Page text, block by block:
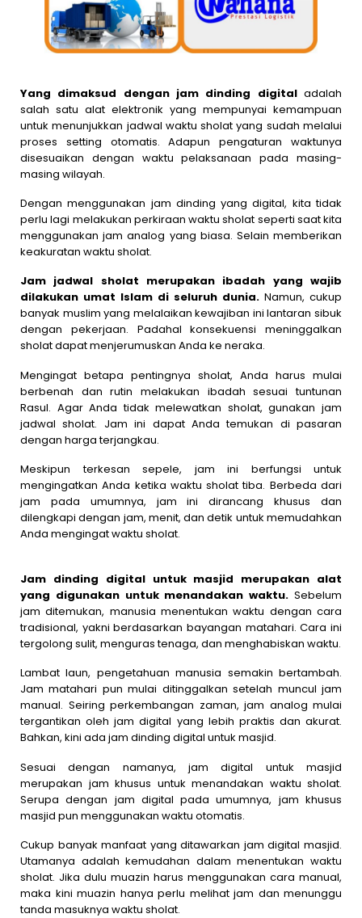
Yang dimaksud dengan jam dinding digitaladalah
salah satu alat elektronik yang mempunyai kemampuan
untuk menunjukkan jadwal waktu sholat yang sudah melalui
proses setting otomatis. Adapun pengaturan waktunya
disesuaikan dengan waktu pelaksanaan pada masing-
masing wilayah.
Dengan menggunakan jam dinding yang digital, kita tidak
perlu lagi melakukan perkiraan waktu sholat seperti saat kita
menggunakan jam analog yang biasa. Selain memberikan
keakuratan waktu sholat.
Jam jadwal sholat merupakan ibadah yang wajib
dilakukan umat Islam di seluruh dunia. Namun, cukup
banyak muslim yang melalaikan kewajiban ini lantaran sibuk
dengan pekerjaan. Padahal konsekuensi meninggalkan
sholat dapat menjerumuskan Anda ke neraka.
Mengingat betapa pentingnya sholat, Anda harus mulai
berbenah dan rutin melakukan ibadah sesuai tuntunan
Rasul. Agar Anda tidak melewatkan sholat, gunakan jam
jadwal sholat. Jam ini dapat Anda temukan di pasaran
dengan harga terjangkau.
Meskipun terkesan sepele, jam ini berfungsi untuk
mengingatkan Anda ketika waktu sholat tiba. Berbeda dari
jam pada umumnya, jam ini dirancang khusus dan
dilengkapi dengan jam, menit, dan detik untuk memudahkan
Anda mengingat waktu sholat.
Jam dinding digital untuk masjid merupakan alat
yang digunakan untuk menandakan waktu. Sebelum
jam ditemukan, manusia menentukan waktu dengan cara
tradisional, yakni berdasarkan bayangan matahari. Cara ini
tergolong sulit, menguras tenaga, dan menghabiskan waktu.
Lambat laun, pengetahuan manusia semakin bertambah.
Jam matahari pun mulai ditinggalkan setelah muncul jam
manual. Seiring perkembangan zaman, jam analog mulai
tergantikan oleh jam digital yang lebih praktis dan akurat.
Bahkan, kini ada jam dinding digital untuk masjid.
Sesuai dengan namanya, jam digital untuk masjid
merupakan jam khusus untuk menandakan waktu sholat.
Serupa dengan jam digital pada umumnya, jam khusus
masjid pun menggunakan waktu otomatis.
Cukup banyak manfaat yang ditawarkan jam digital masjid.
Utamanya adalah kemudahan dalam menentukan waktu
sholat. Jika dulu muazin harus menggunakan cara manual,
maka kini muazin hanya perlu melihat jam dan menunggu
tanda masuknya waktu sholat.